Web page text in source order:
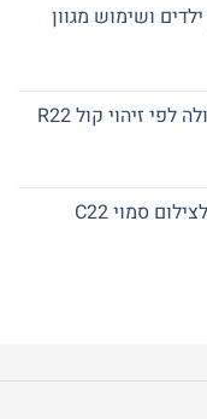
ושימוש מגוון